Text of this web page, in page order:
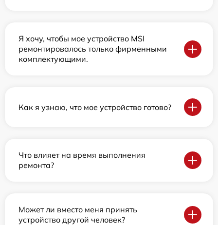
Я хочу, чтобы мое устройство MSI
ремонтировалось только фирменными
комплектующими.
Как я узнаю, что мое устройство готово?
Что влияет на время выполнения
ремонта?
Может ли вместо меня принять
устройство другой человек?